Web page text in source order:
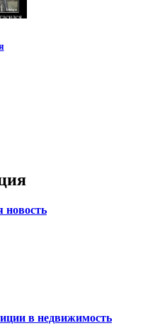
новость
в недвижимость